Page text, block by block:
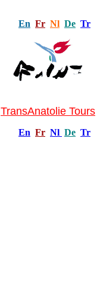
En Fr Nl De Tr
TransAnatolie Tours
En Fr Nl De Tr